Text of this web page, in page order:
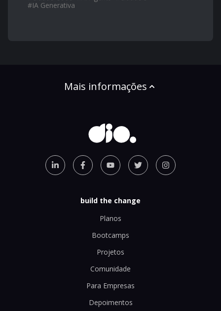
#IA Generativa
Mais informações
build the change
Planos
Bootcamps
Projetos
Comunidade
Para Empresas
Depoimentos